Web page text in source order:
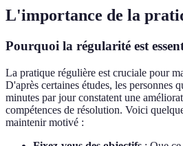
L'importance de la
Pourquoi la régularité est
La pratique régulière est cruciale pour
D'après certaines études, les personnes
minutes par jour constatent une
compétences de résolution. Voici
maintenir motivé :